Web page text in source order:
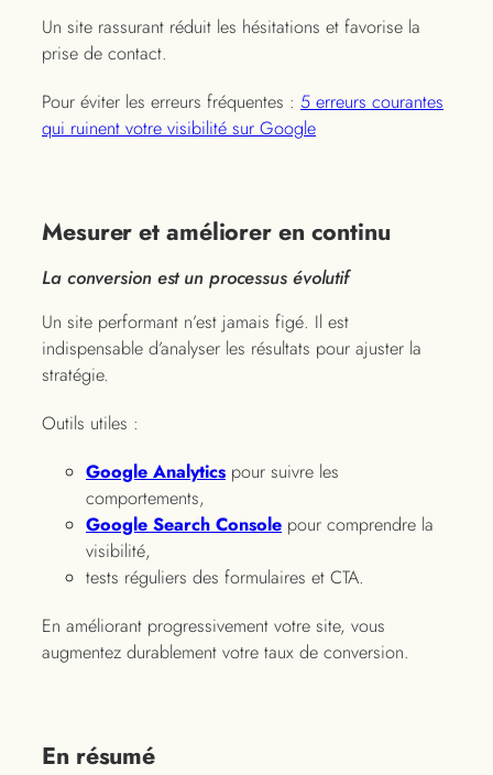
Un site rassurant réduit les hésitations et favorise la
prise de contact.
Pour éviter les erreurs fréquentes : 5 erreurs courantes
qui ruinent votre visibilité sur Google
Mesurer et améliorer en continu
La conversion est un processus évolutif
Un site performant n’est jamais figé. Il est
indispensable d’analyser les résultats pour ajuster la
stratégie.
Outils utiles :
Google Analytics pour suivre les
comportements,
Google Search Console pour comprendre la
visibilité,
tests réguliers des formulaires et CTA.
En améliorant progressivement votre site, vous
augmentez durablement votre taux de conversion.
En résumé